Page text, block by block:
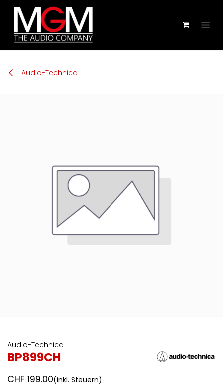
Zum Inhalt springen
Audio-Technica
Audio-Technica
BP899CH
CHF 199.00(inkl. Steuern)